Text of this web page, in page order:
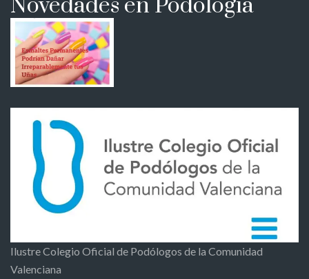
Novedades en Podología
Ilustre Colegio Oficial de Podólogos de la Comunidad
Valenciana